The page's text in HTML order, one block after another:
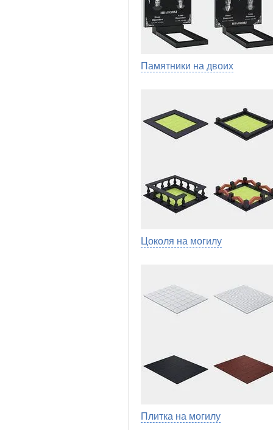
Памятники на двоих
Цоколя на могилу
Плитка на могилу